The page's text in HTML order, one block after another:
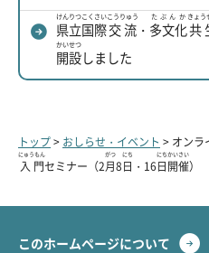
県立
けんりつ
国際
こくさい
交流
こうりゅう
・ 多文化
たぶんか
共
きょう
開設
かいせつ
しました
トップ> おしらせ・イベント > オンラ
入門
にゅうもん
セミナー（2月
がつ
8日
にち
・16日
にち
開催
かいさい
）
このホームページについて